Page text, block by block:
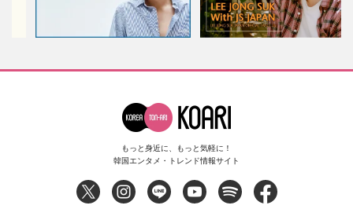
もっと身近に、もっと気軽に！
韓国エンタメ・トレンド情報サイト